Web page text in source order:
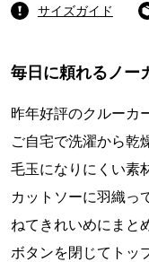
サイズガイド
毎日に頼れるノー
昨年好評のクルーカ
ご自宅で洗濯から乾
毛玉になりにくい素
カットソーに羽織っ
ねてきれいめにまと
ボタンを閉じてトッ